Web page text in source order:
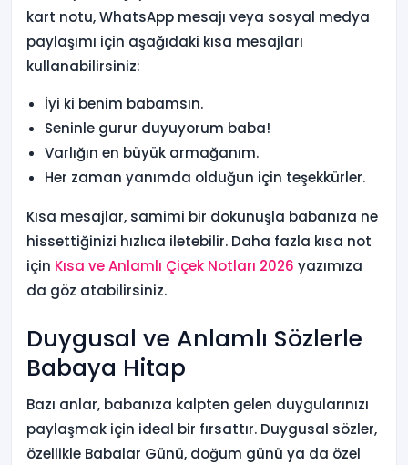
kart notu, WhatsApp mesajı veya sosyal medya
paylaşımı için aşağıdaki kısa mesajları
kullanabilirsiniz:
İyi ki benim babamsın.
Seninle gurur duyuyorum baba!
Varlığın en büyük armağanım.
Her zaman yanımda olduğun için teşekkürler.
Kısa mesajlar, samimi bir dokunuşla babanıza ne
hissettiğinizi hızlıca iletebilir. Daha fazla kısa not
için Kısa ve Anlamlı Çiçek Notları 2026 yazımıza
da göz atabilirsiniz.
Duygusal ve Anlamlı Sözlerle
Babaya Hitap
Bazı anlar, babanıza kalpten gelen duygularınızı
paylaşmak için ideal bir fırsattır. Duygusal sözler,
özellikle Babalar Günü, doğum günü ya da özel